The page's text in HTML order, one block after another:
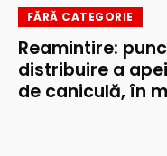
FĂRĂ CATEGORIE
Reamintire:
distribuire a
de caniculă, în